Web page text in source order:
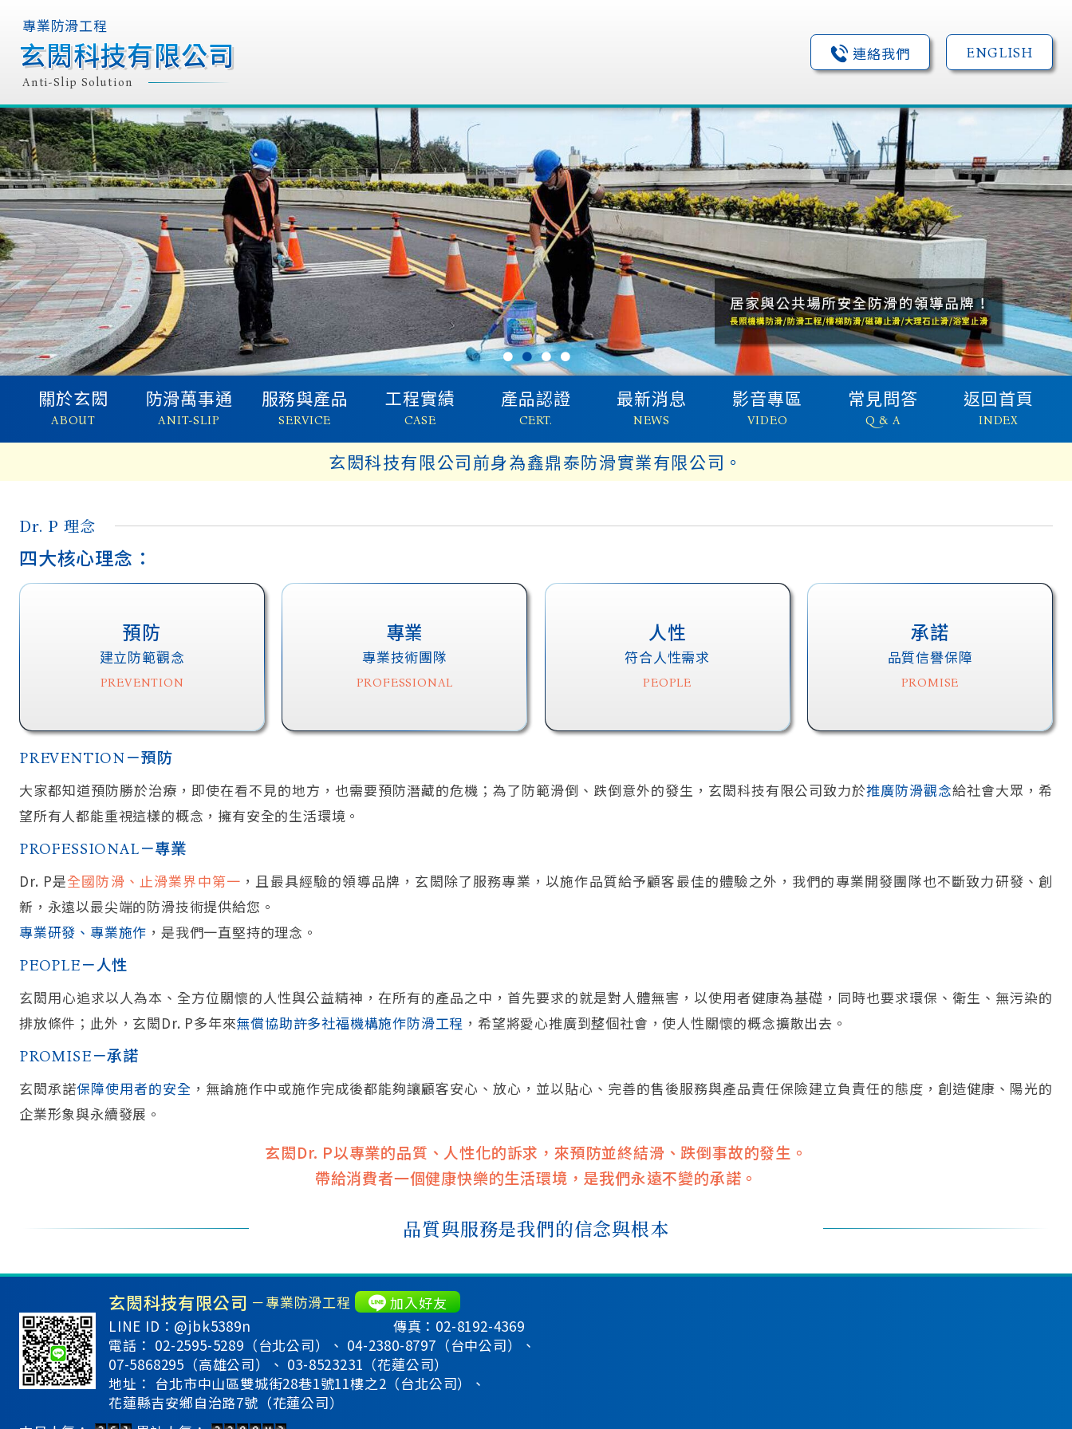
專業防滑工程
玄閎科技有限公司
玄閎科技有限公司
Anti-Slip Solution
連絡我們 ENGLISH
● ● ● ●
關於玄閎
ABOUT
經營者感謝
把愛傳出去
防滑萬事通
ANIT-SLIP
服務與產品
SERVICE
防滑產品
安全宅急配
工程實績
CASE
產品認證
CERT.
最新消息
NEWS
影音專區
VIDEO
常見問答
Q & A
返回首頁
INDEX
玄閎科技有限公司前身為鑫鼎泰防滑實業有限公司。
Dr. P 理念
四大核心理念：
預防
建立防範觀念
PREVENTION
專業
專業技術團隊
PROFESSIONAL
人性
符合人性需求
PEOPLE
承諾
品質信譽保障
PROMISE
PREVENTION－預防
大家都知道預防勝於治療，即使在看不見的地方，也需要預防潛藏的危機；為了防範滑倒、跌倒意外的發生，玄閎科技有限公司致力於推廣防滑觀念給社會大眾，希
望所有人都能重視這樣的概念，擁有安全的生活環境。
PROFESSIONAL－專業
Dr. P是全國防滑、止滑業界中第一 ，且最具經驗的領導品牌，玄閎除了服務專業，以施作品質給予顧客最佳的體驗之外，我們的專業開發團隊也不斷致力研發、創
新，永遠以最尖端的防滑技術提供給您。
專業研發、專業施作 ，是我們一直堅持的理念。
PEOPLE－人性
玄閎用心追求以人為本、全方位關懷的人性與公益精神，在所有的產品之中，首先要求的就是對人體無害，以使用者健康為基礎，同時也要求環保、衛生、無污染的
排放條件；此外，玄閎Dr. P多年來無償協助許多社福機構施作防滑工程 ，希望將愛心推廣到整個社會，使人性關懷的概念擴散出去。
PROMISE－承諾
玄閎承諾保障使用者的安全 ，無論施作中或施作完成後都能夠讓顧客安心、放心，並以貼心、完善的售後服務與產品責任保險建立負責任的態度，創造健康、陽光的
企業形象與永續發展。
玄閎Dr. P以專業的品質、人性化的訴求，來預防並終結滑、跌倒事故的發生。
帶給消費者一個健康快樂的生活環境，是我們永遠不變的承諾。
品質與服務是我們的信念與根本
玄閎科技有限公司 －專業防滑工程
加入好友
LINE ID：@jbk5389n
傳真：02-8192-4369
電話： 02-2595-5289（台北公司）、 04-2380-8797（台中公司）、
07-5868295（高雄公司）、 03-8523231（花蓮公司）
地址： 台北市中山區雙城街28巷1號11樓之2（台北公司）、
花蓮縣吉安鄉自治路7號（花蓮公司）
專業防滑工程
玄閎科技有限公司
玄閎科技有限公司
Anti-Slip Solution
連絡我們 ENGLISH